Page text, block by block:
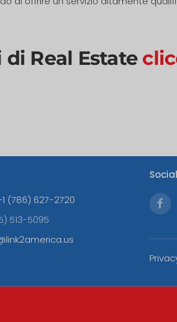
Real Estate
(786) 627-2720
513-5095
Social